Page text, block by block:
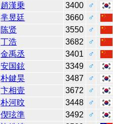
趙漢乗 3400
♂
芈昱廷 3660
♂
陈贤 3550
♂
丁浩 3682
♂
金禹丞 3401
♂
安国鉉 3349
♂
朴鍵昊 3487
♂
卞相壹 3672
♂
朴河旼 3448
♂
偰玹準 3492
♂